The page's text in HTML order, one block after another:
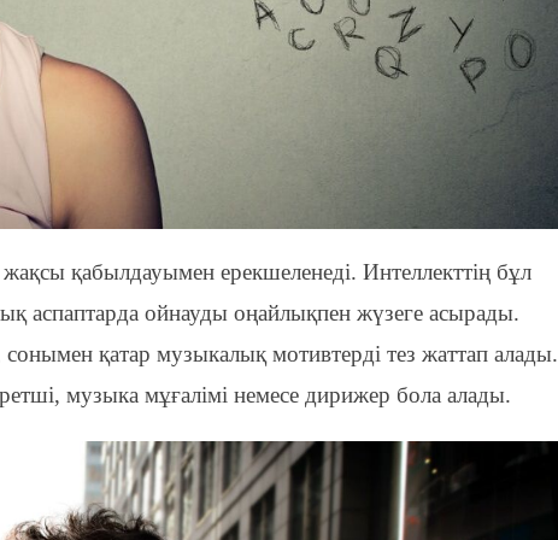
қабылдауымен ерекшеленеді. Интеллекттің бұл
аспаптарда ойнауды оңайлықпен жүзеге асырады.
қатар музыкалық мотивтерді тез жаттап алады.
музыка мұғалімі немесе дирижер бола алады.